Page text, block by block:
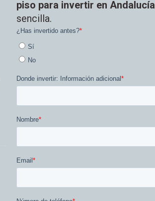
piso para invertir en Andalucía
sencilla.